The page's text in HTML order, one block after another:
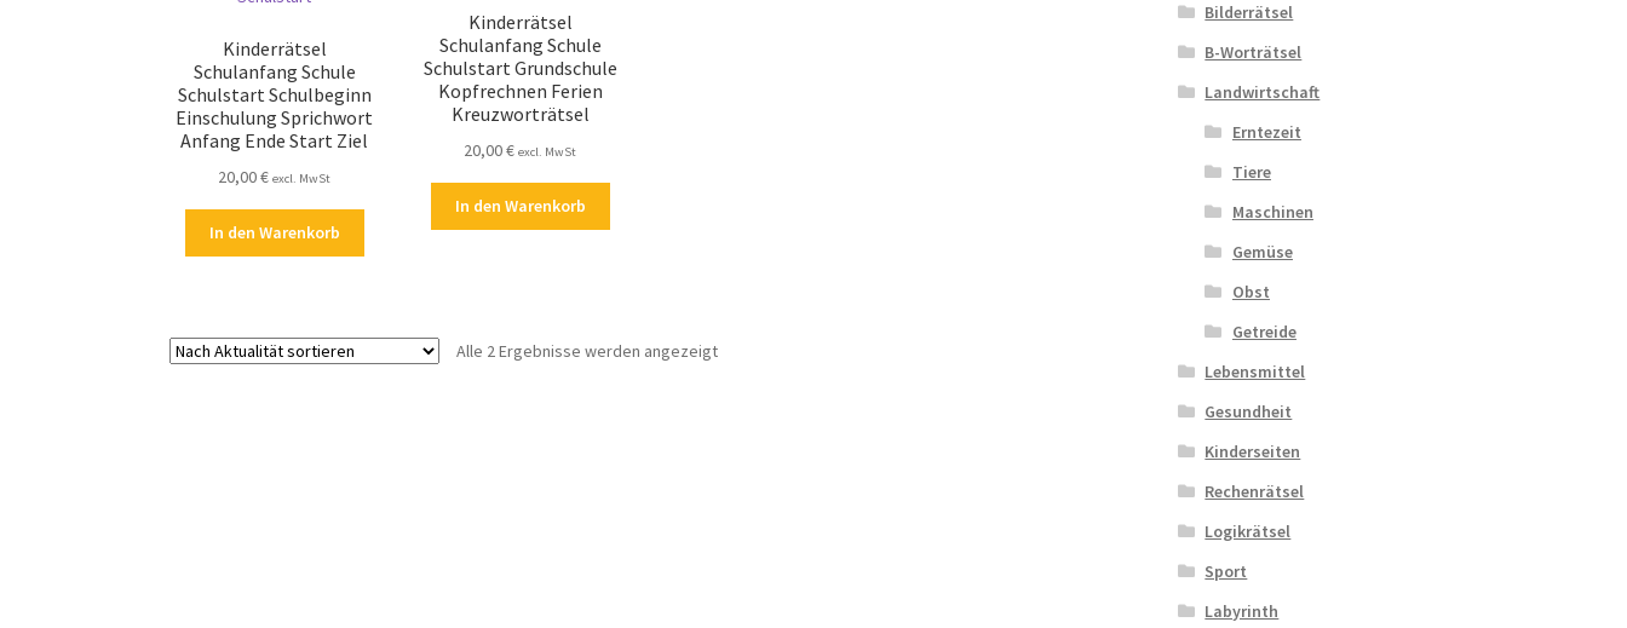
Kinderrätsel
Schulanfang Schule
Schulstart Schulbeginn
Einschulung Sprichwort
Anfang Ende Start Ziel
20,00€ excl. MwSt
In den Warenkorb
Kinderrätsel
Schulanfang Schule
Schulstart Grundschule
Kopfrechnen Ferien
Kreuzworträtsel
20,00€ excl. MwSt
In den Warenkorb
Alle 2 Ergebnisse werden angezeigtNach
Bilderrätsel
B-Worträtsel
Landwirtschaft
Erntezeit
Tiere
Maschinen
Gemüse
Obst
Getreide
Lebensmittel
Gesundheit
Kinderseiten
Rechenrätsel
Logikrätsel
Sport
Labyrinth